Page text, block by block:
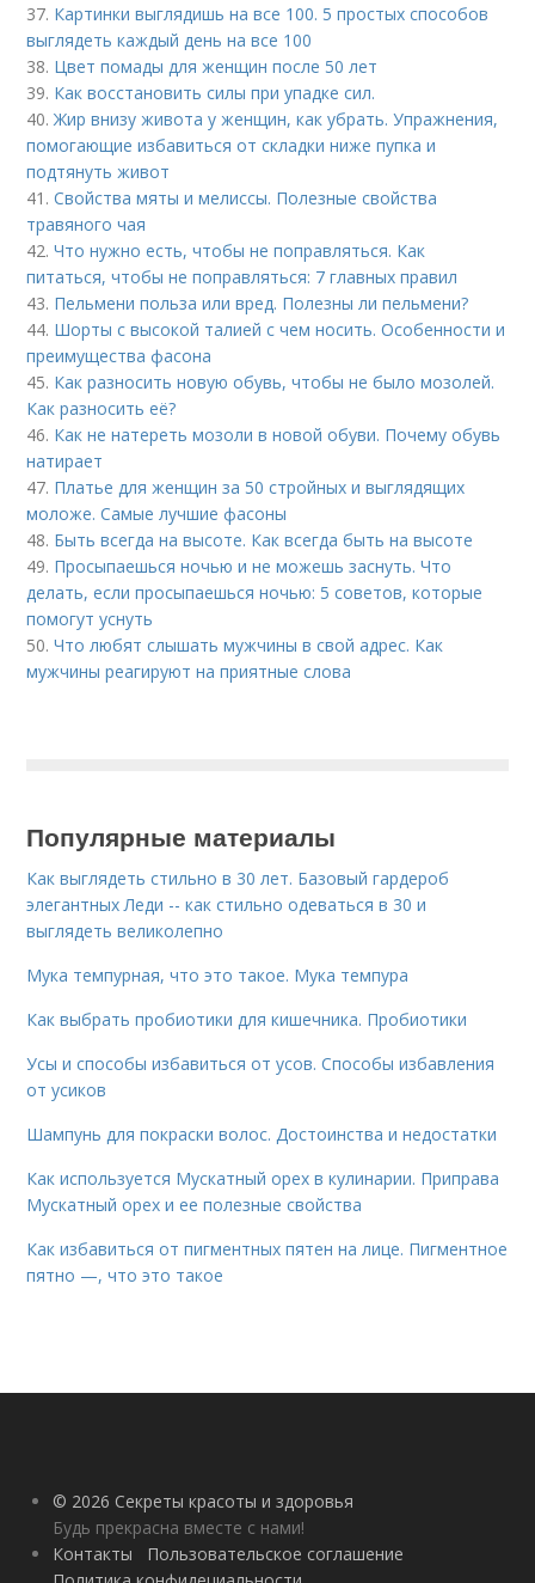
37. Картинки выглядишь на все 100. 5 простых способов
выглядеть каждый день на все 100
38. Цвет помады для женщин после 50 лет
39. Как восстановить силы при упадке сил.
40.Жир внизу живота у женщин, как убрать. Упражнения,
помогающие избавиться от складки ниже пупка и
подтянуть живот
41.Свойства мяты и мелиссы. Полезные свойства
травяного чая
42.Что нужно есть, чтобы не поправляться. Как
питаться, чтобы не поправляться: 7 главных правил
43. Пельмени польза или вред. Полезны ли пельмени?
44. Шорты с высокой талией с чем носить. Особенности и
преимущества фасона
45. Как разносить новую обувь, чтобы не было мозолей.
Как разносить её?
46. Как не натереть мозоли в новой обуви. Почему обувь
натирает
47. Платье для женщин за 50 стройных и выглядящих
моложе. Самые лучшие фасоны
48. Быть всегда на высоте. Как всегда быть на высоте
49. Просыпаешься ночью и не можешь заснуть. Что
делать, если просыпаешься ночью: 5 советов, которые
помогут уснуть
50.Что любят слышать мужчины в свой адрес. Как
мужчины реагируют на приятные слова
Популярные материалы
Как выглядеть стильно в 30 лет. Базовый гардероб
элегантных Леди -- как стильно одеваться в 30 и
выглядеть великолепно
Мука темпурная, что это такое. Мука темпура
Как выбрать пробиотики для кишечника. Пробиотики
Усы и способы избавиться от усов. Способы избавления
от усиков
Шампунь для покраски волос. Достоинства и недостатки
Как используется Мускатный орех в кулинарии. Приправа
Мускатный орех и ее полезные свойства
Как избавиться от пигментных пятен на лице. Пигментное
пятно —, что это такое
© 2026 Секреты красоты и здоровья
Будь прекрасна вместе с нами!
Контакты
Пользовательское соглашение